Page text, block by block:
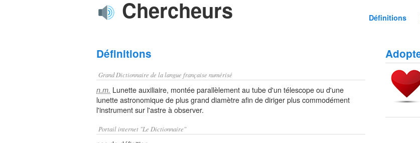
Chercheurs Définitions
Définitions
Grand Dictionnaire de la langue française numérisé
n.m. Lunette auxiliaire, montée parallèlement au tube d'un télescope ou d'une
lunette astronomique de plus grand diamètre afin de diriger plus commodément
l'instrument sur l'astre à observer.
Portail internet "Le Dictionnaire"